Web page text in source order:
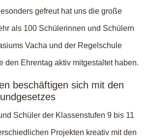
gefreut hat uns die große
als 100 Schülerinnen und Schülern
Vacha und der Regelschule
den Ehrentag aktiv mitgestaltet haben.
beschäftigen sich mit den
Schüler der Klassenstufen 9 bis 11
Projekten kreativ mit den